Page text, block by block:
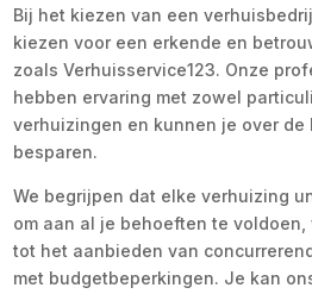
Bij het kiezen van een
kiezen voor een erkende en
zoals Verhuisservice123. Onze
hebben ervaring met zowel
verhuizingen en kunnen je over de
besparen.
We begrijpen dat elke verhuizing
om aan al je behoeften te
tot het aanbieden van
met budgetbeperkingen. Je kan